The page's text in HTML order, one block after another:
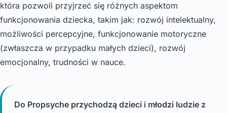
która pozwoli przyjrzeć się różnych aspektom
funkcjonowania dziecka, takim jak: rozwój intelektualny,
możliwości percepcyjne, funkcjonowanie motoryczne
(zwłaszcza w przypadku małych dzieci), rozwój
emocjonalny, trudności w nauce.
Do Propsyche przychodzą dzieci i młodzi ludzie z